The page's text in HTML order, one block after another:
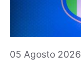
05 Agosto 2026